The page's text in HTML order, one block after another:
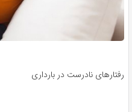
رفتارهای نادرست در بارداری